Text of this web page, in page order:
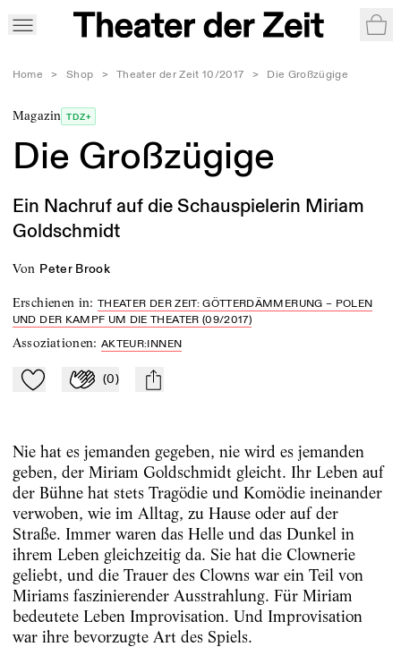
Home > Shop > Theater der Zeit 10/2017 > Die Großzügige
Magazin TDZ+
Die Großzügige
Ein Nachruf auf die Schauspielerin Miriam
Goldschmidt
von Peter Brook
Erschienen in:THEATER DER ZEIT: GÖTTERDÄMMERUNG – POLEN
UND DER KAMPF UM DIE THEATER (09/2017)
Assoziationen:AKTEUR:INNEN
Zu Mein-TdZ hinzufügen
Applaudieren
(0) mail
Nie hat es jemanden gegeben, nie wird es jemanden
geben, der Miriam Goldschmidt gleicht. Ihr Leben auf
der Bühne hat stets Tragödie und Komödie ineinander
verwoben, wie im Alltag, zu Hause oder auf der
Straße. Immer waren das Helle und das Dunkel in
ihrem Leben gleichzeitig da. Sie hat die Clownerie
geliebt, und die Trauer des Clowns war ein Teil von
Miriams faszinierender Ausstrahlung. Für Miriam
bedeutete Leben Improvisation. Und Improvisation
war ihre bevorzugte Art des Spiels.